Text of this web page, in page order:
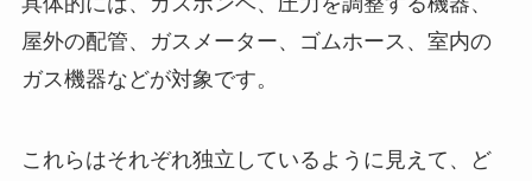
屋外の配管、ガスメーター、ゴムホース、室内の
ガス機器などが対象です。
これらはそれぞれ独立しているように見えて、ど